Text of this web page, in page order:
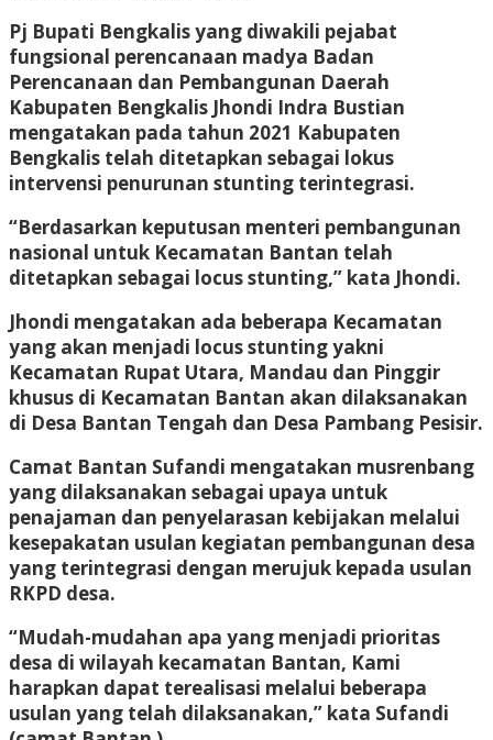
Pj Bupati Bengkalis yang diwakili pejabat
fungsional perencanaan madya Badan
Perencanaan dan Pembangunan Daerah
Kabupaten Bengkalis Jhondi Indra Bustian
mengatakan pada tahun 2021 Kabupaten
Bengkalis telah ditetapkan sebagai lokus
intervensi penurunan stunting terintegrasi.
“Berdasarkan keputusan menteri pembangunan
nasional untuk Kecamatan Bantan telah
ditetapkan sebagai locus stunting,” kata Jhondi.
Jhondi mengatakan ada beberapa Kecamatan
yang akan menjadi locus stunting yakni
Kecamatan Rupat Utara, Mandau dan Pinggir
khusus di Kecamatan Bantan akan dilaksanakan
di Desa Bantan Tengah dan Desa Pambang Pesisir.
Camat Bantan Sufandi mengatakan musrenbang
yang dilaksanakan sebagai upaya untuk
penajaman dan penyelarasan kebijakan melalui
kesepakatan usulan kegiatan pembangunan desa
yang terintegrasi dengan merujuk kepada usulan
RKPD desa.
“Mudah-mudahan apa yang menjadi prioritas
desa di wilayah kecamatan Bantan, Kami
harapkan dapat terealisasi melalui beberapa
usulan yang telah dilaksanakan,” kata Sufandi